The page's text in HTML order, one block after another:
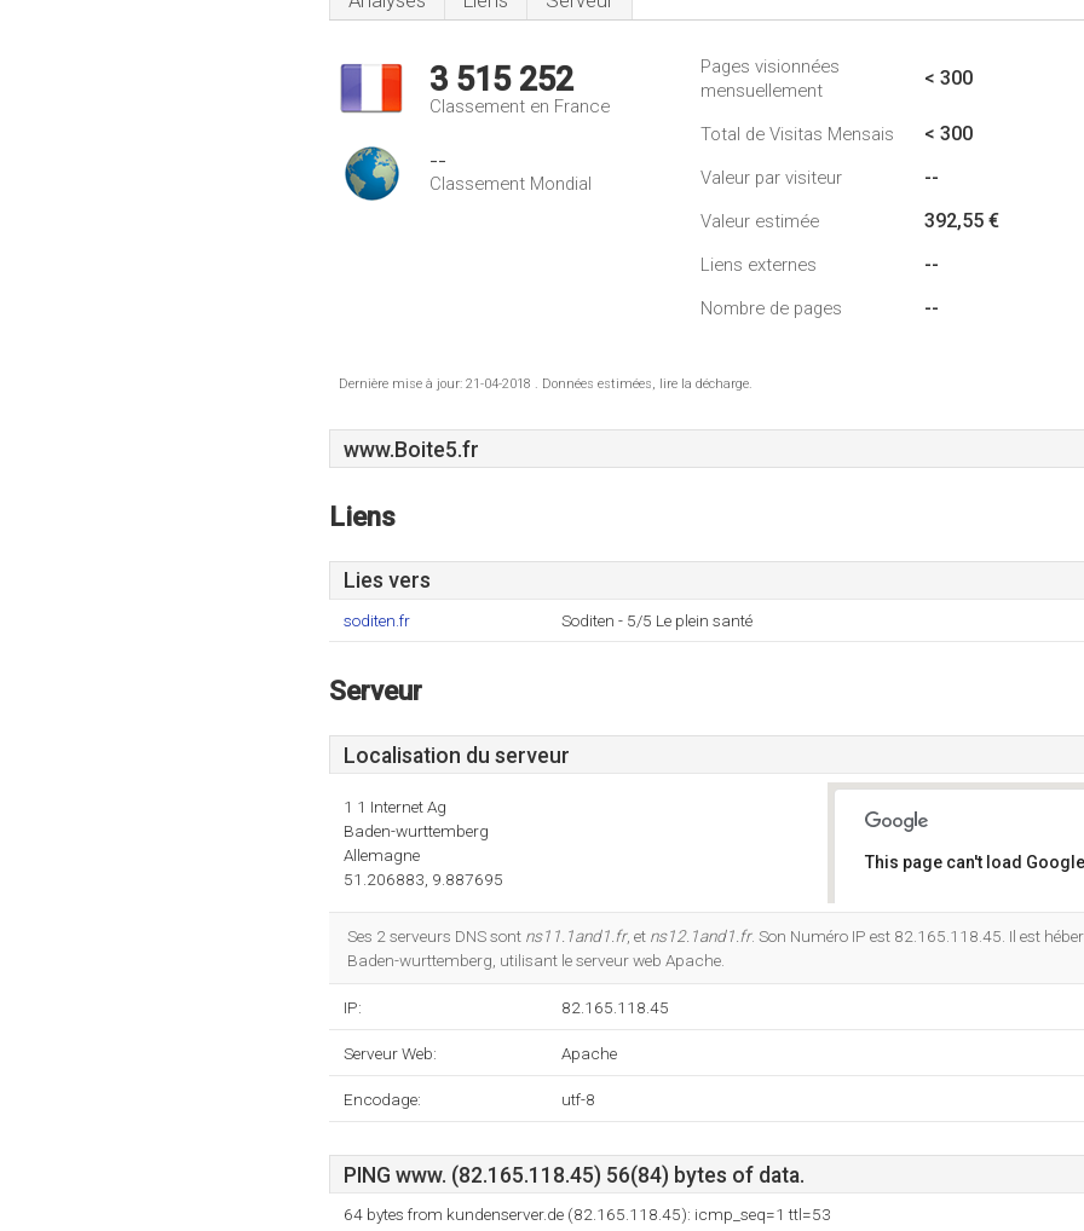
3 515 252
Classement en France
--
Classement Mondial
Pages visionnées
mensuellement
< 300
Total de Visitas Mensais < 300
Valeur par visiteur --
Valeur estimée 392,55 €
Liens externes --
Nombre de pages --
Dernière mise à jour: 21-04-2018 . Données estimées, lire la décharge.
www.Boite5.fr
Liens
Lies vers
soditen.fr Soditen - 5/5 Le plein santé
Serveur
Localisation du serveur
1 1 Internet Ag
Baden-wurttemberg
Allemagne
51.206883, 9.887695
This page can't load
Ses 2 serveurs DNS sont ns11.1and1.fr, et ns12.1and1.fr. Son Numéro IP est 82.165.118.45. Il est
Baden-wurttemberg, utilisant le serveur web Apache.
IP: 82.165.118.45
Serveur Web: Apache
Encodage: utf-8
PING www. (82.165.118.45) 56(84) bytes of data.
64 bytes from kundenserver.de (82.165.118.45): icmp_seq=1 ttl=53